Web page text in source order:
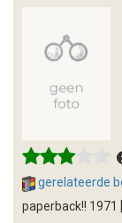
gerelateerde
paperback!!